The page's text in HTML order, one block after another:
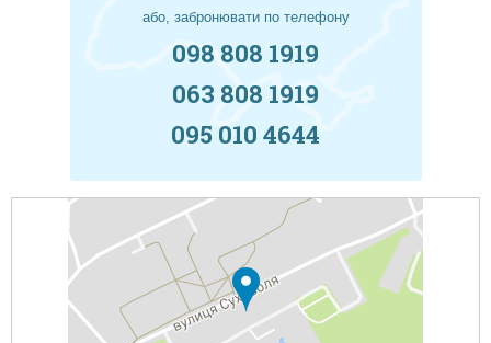
або, забронювати по телефону
098 808 1919
063 808 1919
095 010 4644